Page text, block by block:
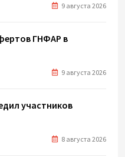
9 августа 2026
ГНФАР в
9 августа 2026
участников
8 августа 2026